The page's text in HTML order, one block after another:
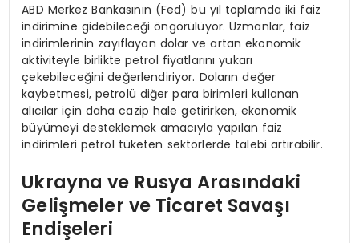
ABD Merkez Bankasının (Fed) bu yıl toplamda iki faiz
indirimine gidebileceği öngörülüyor. Uzmanlar, faiz
indirimlerinin zayıflayan dolar ve artan ekonomik
aktiviteyle birlikte petrol fiyatlarını yukarı
çekebileceğini değerlendiriyor. Doların değer
kaybetmesi, petrolü diğer para birimleri kullanan
alıcılar için daha cazip hale getirirken, ekonomik
büyümeyi desteklemek amacıyla yapılan faiz
indirimleri petrol tüketen sektörlerde talebi artırabilir.
Ukrayna ve Rusya Arasındaki
Gelişmeler ve Ticaret Savaşı
Endişeleri